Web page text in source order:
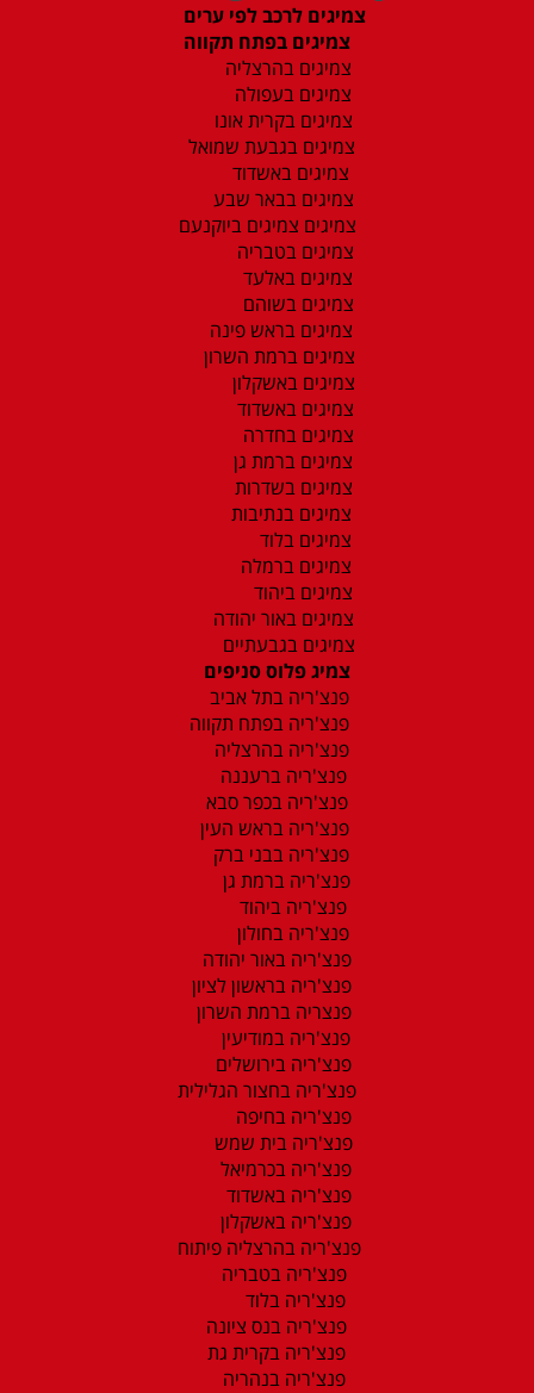
צמיגים לרכב לפי ערים
צמיגים בפתח תקווה
צמיגים בהרצליה
צמיגים בעפולה
צמיגים בקרית אונו
צמיגים בגבעת שמואל
צמיגים באשדוד
צמיגים בבאר שבע
צמיגים צמיגים ביוקנעם
צמיגים בטבריה
צמיגים באלעד
צמיגים בשוהם
צמיגים בראש פינה
צמיגים ברמת השרון
צמיגים באשקלון
צמיגים באשדוד
צמיגים בחדרה
צמיגים ברמת גן
צמיגים בשדרות
צמיגים בנתיבות
צמיגים בלוד
צמיגים ברמלה
צמיגים ביהוד
צמיגים באור יהודה
צמיגים בגבעתיים
צמיג פלוס סניפים
פנצ'ריה בתל אביב
פנצ'ריה בפתח תקווה
פנצ'ריה בהרצליה
פנצ'ריה ברעננה
פנצ'ריה בכפר סבא
פנצ'ריה בראש העין
פנצ'ריה בבני ברק
פנצ'ריה ברמת גן
פנצ'ריה ביהוד
פנצ'ריה בחולון
פנצ'ריה באור יהודה
פנצ'ריה בראשון לציון
פנצריה ברמת השרון
פנצ'ריה במודיעין
פנצ'ריה בירושלים
פנצ'ריה בחצור הגלילית
פנצ'ריה בחיפה
פנצ'ריה בית שמש
פנצ'ריה בכרמיאל
פנצ'ריה באשדוד
פנצ'ריה באשקלון
פנצ'ריה בהרצליה פיתוח
פנצ'ריה בטבריה
פנצ'ריה בלוד
פנצ'ריה בנס ציונה
פנצ'ריה בקרית גת
פנצ'ריה בנהריה